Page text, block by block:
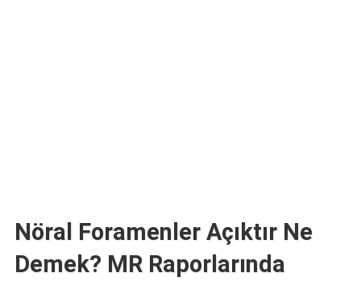
Nöral Foramenler Açıktır Ne
Demek? MR Raporlarında